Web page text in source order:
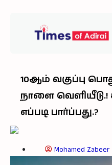
10ஆம் வகுப்பு
நாளை
எப்படி பார்ப்பது.?
Mohamed Zabeer